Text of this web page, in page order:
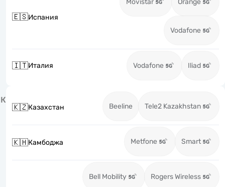
🇪🇸Испания
Movistar Orange
Vodafone
🇮🇹Италия Vodafone Iliad
К
🇰🇿Казахстан Beeline Tele2 Kazakhstan
🇰🇭Камбоджа Metfone Smart
Bell Mobility Rogers Wireless